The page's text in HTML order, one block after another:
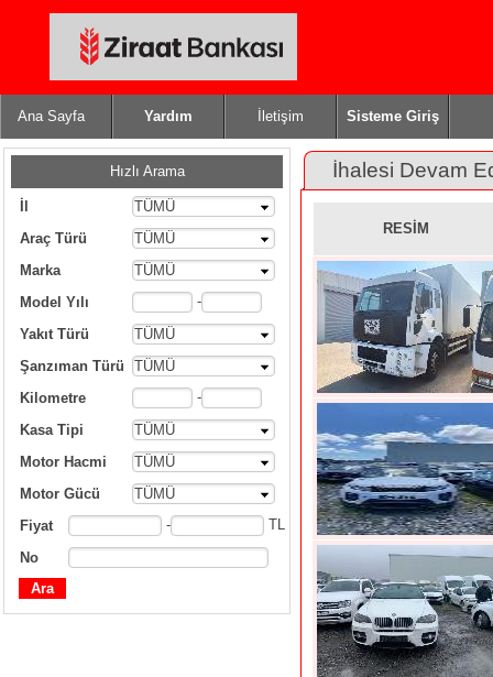
Ana Sayfa Yardım İletişim Sisteme Giriş
Hızlı Arama
TÜMÜ
Araç Türü
TÜMÜ
Marka
TÜMÜ
Model Yılı
-
Yakıt Türü
TÜMÜ
Şanzıman Türü
TÜMÜ
Kilometre
-
Kasa Tipi
TÜMÜ
Motor Hacmi
TÜMÜ
Motor Gücü
TÜMÜ
Fiyat
- TL
No
İhalesi Devam
RESİM